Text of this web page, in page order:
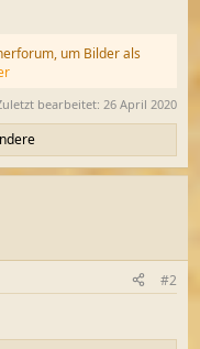
um Bilder als
bearbeitet: 26 April 2020
#2